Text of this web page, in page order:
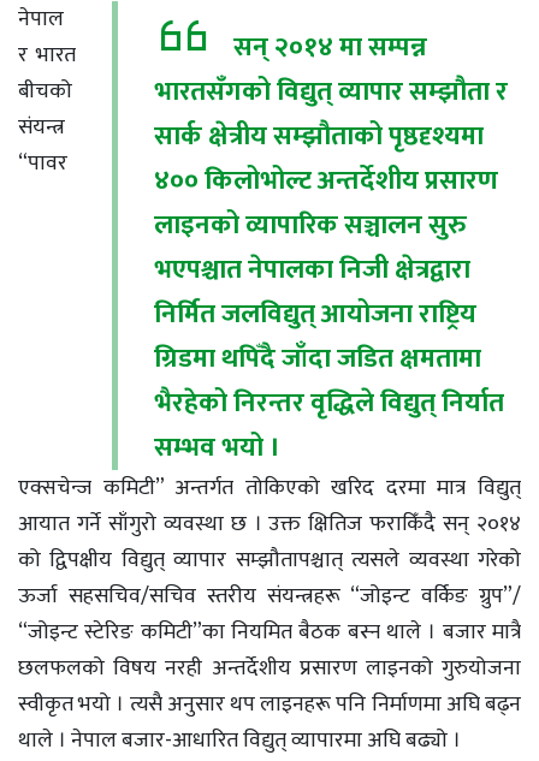
सन् २०१४ मा सम्पन्न
भारतसँगको विद्युत् व्यापार सम्झौता र
सार्क क्षेत्रीय सम्झौताको पृष्ठदृश्यमा
४०० किलोभोल्ट अन्तर्देशीय प्रसारण
लाइनको व्यापारिक सञ्चालन सुरु
भएपश्चात नेपालका निजी क्षेत्रद्वारा
निर्मित जलविद्युत् आयोजना राष्ट्रिय
ग्रिडमा थपिँदै जाँदा जडित क्षमतामा
भैरहेको निरन्तर वृद्धिले विद्युत् निर्यात
सम्भव भयो ।
नेपाल
र भारत
बीचको
संयन्त्र
“पावर
एक्सचेन्ज कमिटी” अन्तर्गत तोकिएको खरिद दरमा मात्र विद्युत्
आयात गर्ने साँगुरो व्यवस्था छ । उक्त क्षितिज फराकिँदै सन् २०१४
को द्विपक्षीय विद्युत् व्यापार सम्झौतापश्चात् त्यसले व्यवस्था गरेको
ऊर्जा सहसचिव/सचिव स्तरीय संयन्त्रहरू “जोइन्ट वर्किङ ग्रुप”/
“जोइन्ट स्टेरिङ कमिटी”का नियमित बैठक बस्न थाले । बजार मात्रै
छलफलको विषय नरही अन्तर्देशीय प्रसारण लाइनको गुरुयोजना
स्वीकृत भयो । त्यसै अनुसार थप लाइनहरू पनि निर्माणमा अघि बढ्न
थाले । नेपाल बजार-आधारित विद्युत् व्यापारमा अघि बढ्यो ।